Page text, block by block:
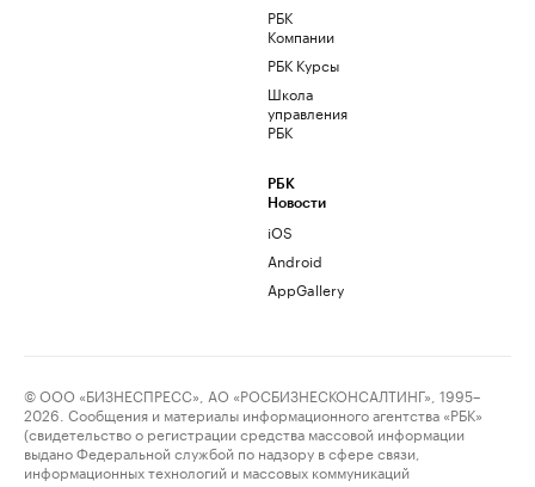
РБК
Компании
РБК Курсы
Школа
управления
РБК
РБК
Новости
iOS
Android
AppGallery
© ООО «БИЗНЕСПРЕСС», АО «РОСБИЗНЕСКОНСАЛТИНГ», 1995–
2026. Сообщения и материалы информационного агентства «РБК»
(свидетельство о регистрации средства массовой информации
выдано Федеральной службой по надзору в сфере связи,
информационных технологий и массовых коммуникаций